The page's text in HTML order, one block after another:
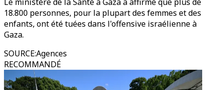
18.800 personnes, pour la plupart des femmes et des
enfants, ont été tuées dans l'offensive israélienne à
Gaza.
SOURCE:Agences
RECOMMANDÉ